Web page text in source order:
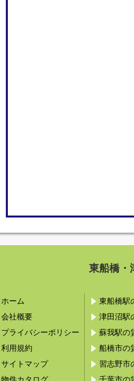
東船橋・
ホーム
会社概要
プライバシーポリシー
利用規約
サイトマップ
東船橋駅
津田沼駅
蘇我駅の
船橋市の
習志野市